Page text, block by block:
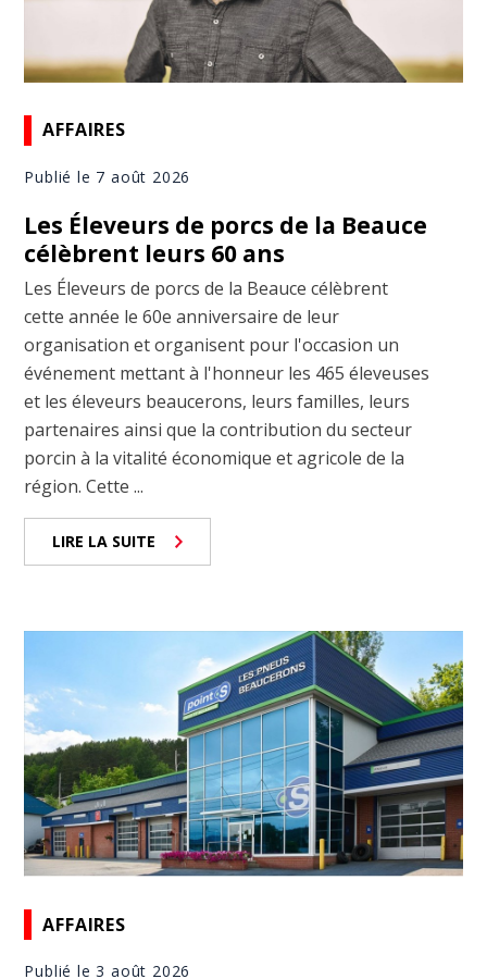
AFFAIRES
Publié le 7 août 2026
Les Éleveurs de porcs de la Beauce
célèbrent leurs 60 ans
Les Éleveurs de porcs de la Beauce célèbrent
cette année le 60e anniversaire de leur
organisation et organisent pour l'occasion un
événement mettant à l'honneur les 465 éleveuses
et les éleveurs beaucerons, leurs familles, leurs
partenaires ainsi que la contribution du secteur
porcin à la vitalité économique et agricole de la
région. Cette ...
LIRE LA SUITE
AFFAIRES
Publié le 3 août 2026